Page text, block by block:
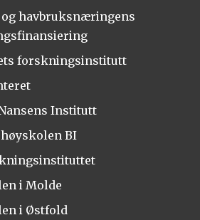
havbruksnæringens
forskningsinstitutt
Institutt
BI
i Molde
i Østfold